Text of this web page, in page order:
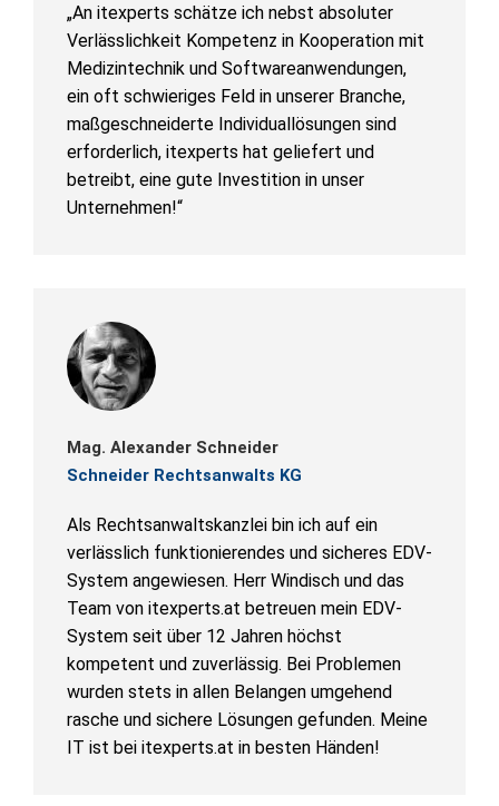
„An itexperts schätze ich nebst absoluter
Verlässlichkeit Kompetenz in Kooperation mit
Medizintechnik und Softwareanwendungen,
ein oft schwieriges Feld in unserer Branche,
maßgeschneiderte Individuallösungen sind
erforderlich, itexperts hat geliefert und
betreibt, eine gute Investition in unser
Unternehmen!“
Mag. Alexander Schneider
Schneider Rechtsanwalts KG
Als Rechtsanwaltskanzlei bin ich auf ein
verlässlich funktionierendes und sicheres EDV-
System angewiesen. Herr Windisch und das
Team von itexperts.at betreuen mein EDV-
System seit über 12 Jahren höchst
kompetent und zuverlässig. Bei Problemen
wurden stets in allen Belangen umgehend
rasche und sichere Lösungen gefunden. Meine
IT ist bei itexperts.at in besten Händen!